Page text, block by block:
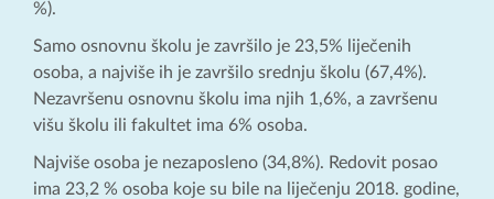
%).
Samo osnovnu školu je završilo je 23,5% liječenih
osoba, a najviše ih je završilo srednju školu (67,4%).
Nezavršenu osnovnu školu ima njih 1,6%, a završenu
višu školu ili fakultet ima 6% osoba.
Najviše osoba je nezaposleno (34,8%). Redovit posao
ima 23,2 % osoba koje su bile na liječenju 2018. godine,